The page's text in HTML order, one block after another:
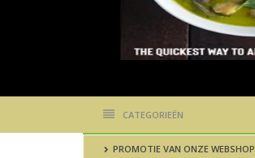
CATEGORIEËN
PROMOTIE VAN ONZE WEBSHOP